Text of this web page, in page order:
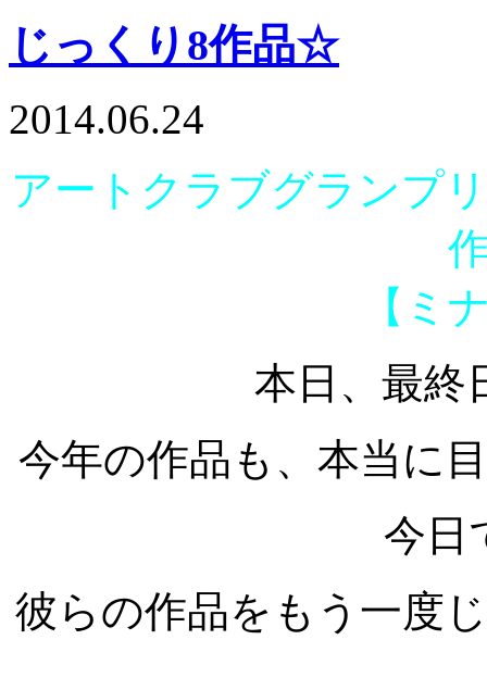
じっくり8作品☆
2014.06.24
アートクラブグランプ
【ミ
本日、最終
今年の作品も、本当に
今日
彼らの作品をもう一度